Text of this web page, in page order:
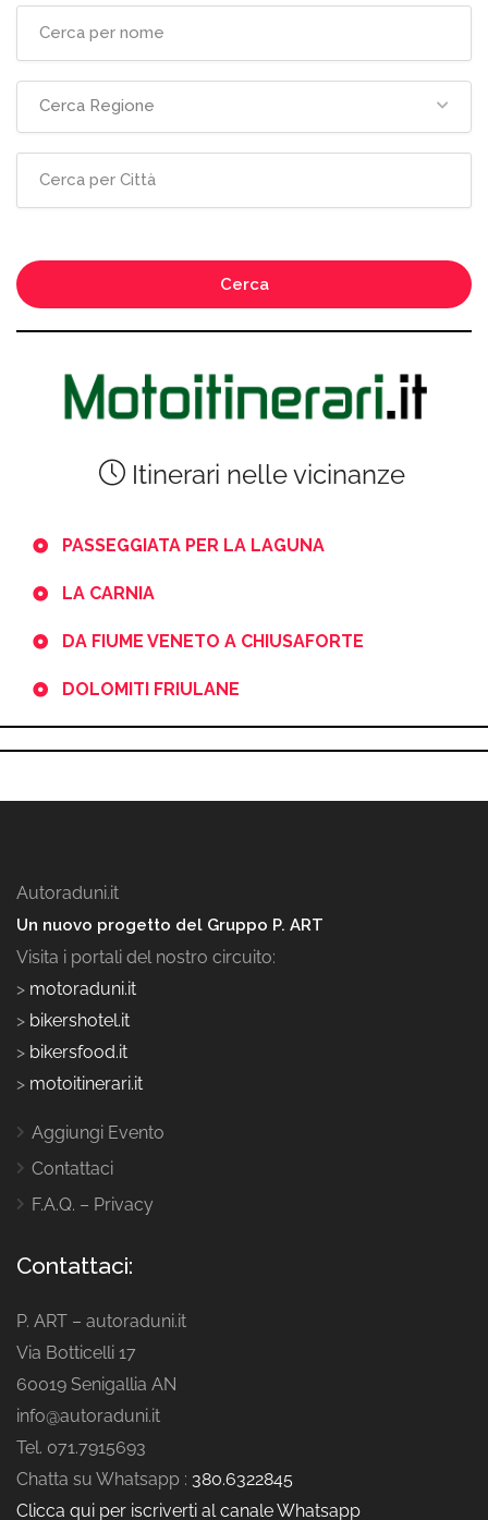
Cerca Regione
Cerca
Itinerari nelle vicinanze
PASSEGGIATA PER LA LAGUNA
LA CARNIA
DA FIUME VENETO A CHIUSAFORTE
DOLOMITI FRIULANE
Autoraduni.it
Un nuovo progetto del Gruppo P. ART
Visita i portali del nostro circuito:
> motoraduni.it
> bikershotel.it
> bikersfood.it
> motoitinerari.it
Aggiungi Evento
Contattaci
F.A.Q. – Privacy
Contattaci:
P. ART – autoraduni.it
Via Botticelli 17
60019 Senigallia AN
info@autoraduni.it
Tel. 071.7915693
Chatta su Whatsapp : 380.6322845
Clicca qui per iscriverti al canale Whatsapp